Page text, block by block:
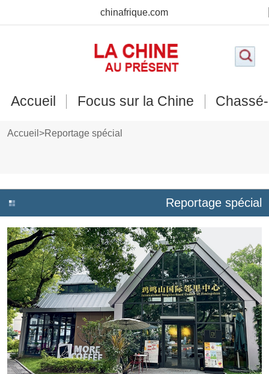
chinafrique.com
Accueil Focus sur la Chine
Accueil >Reportage spécial
Reportage spécial